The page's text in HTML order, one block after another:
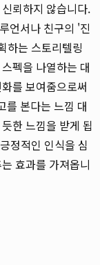
뢰하지 않습니다.
언서나 친구의 '진
하는 스토리텔링
펙을 나열하는 대
를 보여줌으로써
를 본다는 느낌 대
한 느낌을 받게 됩
정적인 인식을 심
효과를 가져옵니